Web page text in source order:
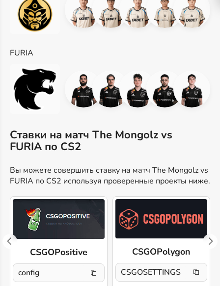
FURIA
Ставки на матч The Mongolz vs
FURIA по CS2
Вы можете совершить ставку на матч The Mongolz vs
FURIA по CS2 используя проверенные проекты ниже.
CSGOPositive
config
CSGOPolygon
CSGOSETTINGS